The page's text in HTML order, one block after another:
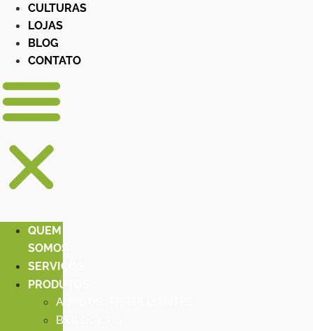
CULTURAS
LOJAS
BLOG
CONTATO
QUEM
SOMOS
SERVIÇOS
PRODUTOS
ADUBOS/FERTILIZANTES
BIOLOGICOS